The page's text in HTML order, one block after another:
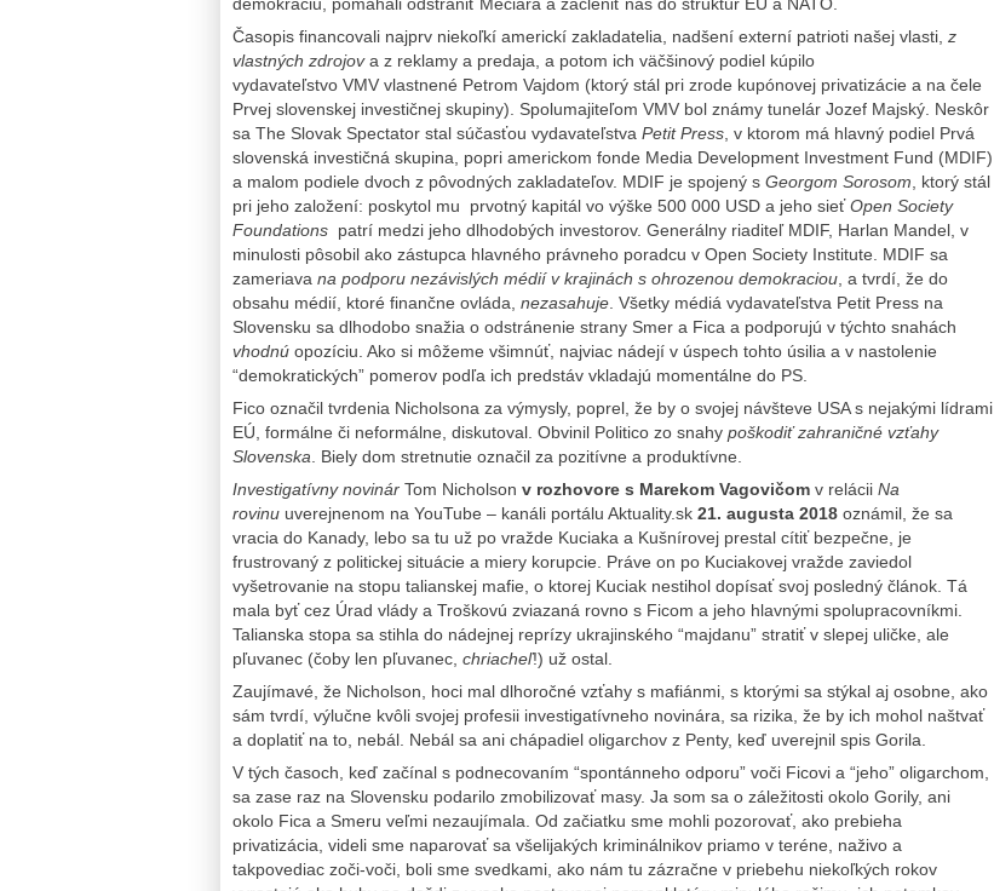
Časopis financovali najprv niekoľkí americkí zakladatelia, nadšení externí patrioti našej vlasti, z
vlastných zdrojova z reklamy a predaja, a potom ich väčšinový podiel kúpilo
vydavateľstvo VMV vlastnené Petrom Vajdom (ktorý stál pri zrode kupónovej privatizácie a na čele
Prvej slovenskej investičnej skupiny). Spolumajiteľom VMV bol známy tunelár Jozef Majský. Neskôr
sa The Slovak Spectator stal súčasťou vydavateľstva Petit Press , v ktorom má hlavný podiel Prvá
slovenská investičná skupina, popri americkom fonde Media Development Investment Fund (MDIF)
a malom podiele dvoch z pôvodných zakladateľov. MDIF je spojený s Georgom Sorosom , ktorý stál
pri jeho založení: poskytol mu prvotný kapitál vo výške 500 000 USD a jeho sieťOpen Society
Foundations patrí medzi jeho dlhodobých investorov. Generálny riaditeľ MDIF, Harlan Mandel, v
minulosti pôsobil ako zástupca hlavného právneho poradcu v Open Society Institute. MDIF sa
zameriava na podporu nezávislých médií v krajinách s ohrozenou demokraciou , a tvrdí, že do
obsahu médií, ktoré finančne ovláda, nezasahuje . Všetky médiá vydavateľstva Petit Press na
Slovensku sa dlhodobo snažia o odstránenie strany Smer a Fica a podporujú v týchto snahách
vhodnú opozíciu. Ako si môžeme všimnúť, najviac nádejí v úspech tohto úsilia a v nastolenie
“demokratických” pomerov podľa ich predstáv vkladajú momentálne do PS.
Fico označil tvrdenia Nicholsona za výmysly, poprel, že by o svojej návšteve USA s nejakými lídrami
EÚ, formálne či neformálne, diskutoval. Obvinil Politico zo snahy poškodiť zahraničné vzťahy
Slovenska . Biely dom stretnutie označil za pozitívne a produktívne.
Investigatívny novinár Tom Nicholson v rozhovore s Marekom Vagovičom v relácii Na
rovinu uverejnenom na YouTube – kanáli portálu Aktuality.sk 21. augusta 2018 oznámil, že sa
vracia do Kanady, lebo sa tu už po vražde Kuciaka a Kušnírovej prestal cítiť bezpečne, je
frustrovaný z politickej situácie a miery korupcie. Práve on po Kuciakovej vražde zaviedol
vyšetrovanie na stopu talianskej mafie, o ktorej Kuciak nestihol dopísať svoj posledný článok. Tá
mala byť cez Úrad vlády a Troškovú zviazaná rovno s Ficom a jeho hlavnými spolupracovníkmi.
Talianska stopa sa stihla do nádejnej reprízy ukrajinského “majdanu” stratiť v slepej uličke, ale
pľuvanec (čoby len pľuvanec, chriacheľ!) už ostal.
Zaujímavé, že Nicholson, hoci mal dlhoročné vzťahy s mafiánmi, s ktorými sa stýkal aj osobne, ako
sám tvrdí, výlučne kvôli svojej profesii investigatívneho novinára, sa rizika, že by ich mohol naštvať
a doplatiť na to, nebál. Nebál sa ani chápadiel oligarchov z Penty, keď uverejnil spis Gorila.
V tých časoch, keď začínal s podnecovaním “spontánneho odporu” voči Ficovi a “jeho” oligarchom,
sa zase raz na Slovensku podarilo zmobilizovať masy. Ja som sa o záležitosti okolo Gorily, ani
okolo Fica a Smeru veľmi nezaujímala. Od začiatku sme mohli pozorovať, ako prebieha
privatizácia, videli sme naparovať sa všelijakých kriminálnikov priamo v teréne, naživo a
takpovediac zoči-voči, boli sme svedkami, ako nám tu zázračne v priebehu niekoľkých rokov